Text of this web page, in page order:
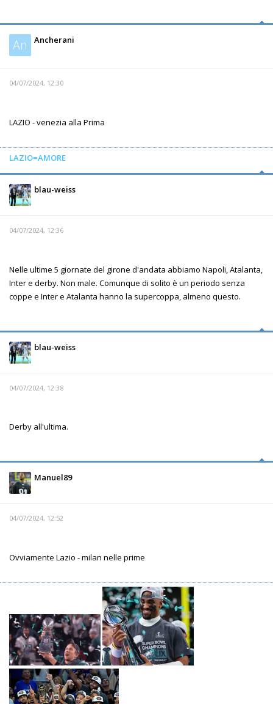
An Ancherani
04/07/2024, 12:30
LAZIO - venezia alla Prima
LAZIO=AMORE
blau-weiss
04/07/2024, 12:36
Nelle ultime 5 giornate del girone d'andata abbiamo Napoli, Atalanta,
Inter e derby. Non male. Comunque di solito è un periodo senza
coppe e Inter e Atalanta hanno la supercoppa, almeno questo.
blau-weiss
04/07/2024, 12:38
Derby all'ultima.
Manuel89
04/07/2024, 12:52
Ovviamente Lazio - milan nelle prime